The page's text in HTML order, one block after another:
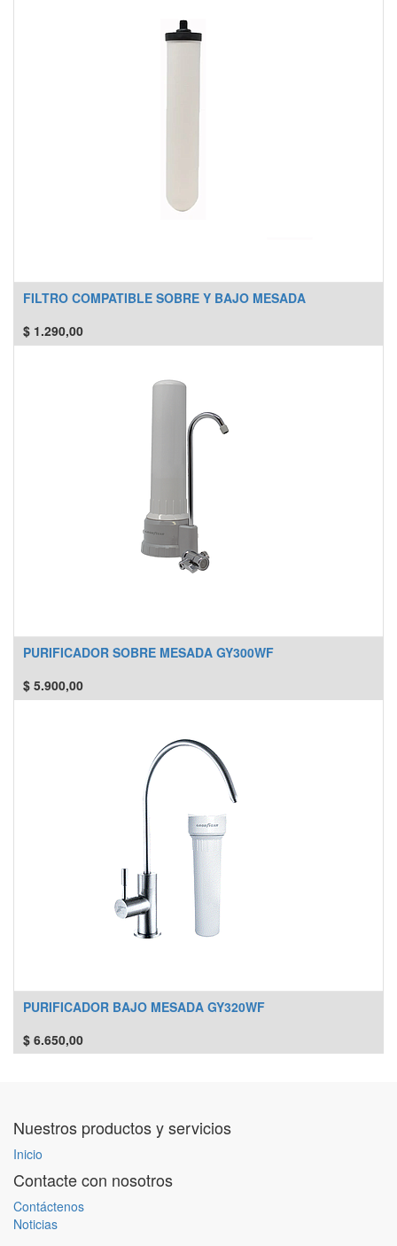
FILTRO COMPATIBLE SOBRE Y BAJO MESADA
$ 1.290,00
PURIFICADOR SOBRE MESADA GY300WF
$ 5.900,00
PURIFICADOR BAJO MESADA GY320WF
$ 6.650,00
Nuestros productos y servicios
Inicio
Contacte con nosotros
Contáctenos
Noticias